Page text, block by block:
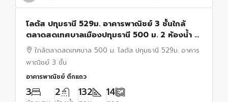
โลตัส ปทุมธานี 529ม. อาคารพาณิชย์ 3 ชั้นใกล้
ตลาดสดเทศบาลเมืองปทุมธานี 500 ม. 2 ห้องน้ำ รี
โนเวทใหม่ ให้เช่า14ตร.ว. 132 ตร.ม เ
ใกล้ตลาดสดเทศบาล 500 ม. โลตัส ปทุมธานี 529ม. อาคาร
พาณิชย์ 3 ชั้น
อาคารพาณิชย์ ตึกแถว
3 2 132 14